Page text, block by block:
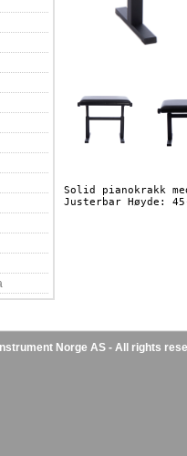
Solid pianokrakk
Norge AS - All rights